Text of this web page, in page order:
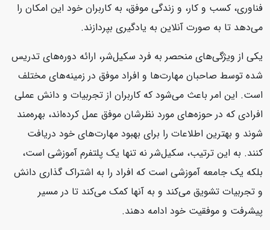
فناوری، کسب و کار، و زندگی موفق، به کاربران خود این امکان را
می‌دهد تا به صورت آنلاین به یادگیری بپردازند.
یکی از ویژگی‌های منحصر به فرد سکیل‌شر، ارائه دوره‌های تدریس
شده توسط صاحبان مهارت‌ها و افراد موفق در زمینه‌های مختلف
است. این امر باعث می‌شود که کاربران از تجربیات و دانش عملی
افرادی که در حوزه‌های مورد نظرشان موفق عمل کرده‌اند، بهره‌مند
شوند و بهترین اطلاعات را برای بهبود مهارت‌های خود دریافت
کنند. به این ترتیب، سکیل‌شر نه تنها یک پلتفرم آموزشی است،
بلکه یک جامعه آموزشی است که افراد را به اشتراک گذاری دانش
و تجربیات تشویق می‌کند و به آنها کمک می‌کند تا در مسیر
پیشرفت و موفقیت خود ادامه دهند.